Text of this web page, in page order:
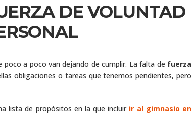
DE VOLUNTAD
a poco van dejando de cumplir. La falta de fuerza
obligaciones o tareas que tenemos pendientes, pero
lista de propósitos en la que incluir ir al gimnasio en